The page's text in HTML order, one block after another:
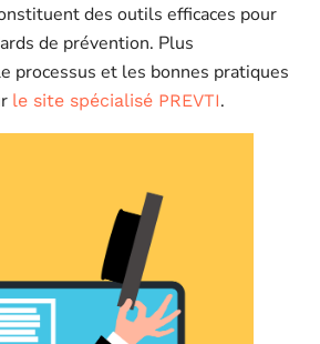
des outils efficaces pour
de prévention. Plus
processus et les bonnes pratiques
le site spécialisé PREVTI.